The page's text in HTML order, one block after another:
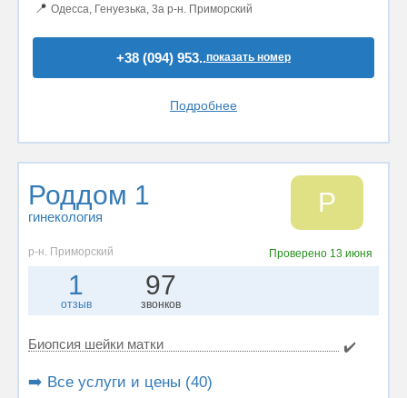
📍 Одесса, Генуезька, 3а р-н. Приморский
+38 (094) 953..показать номер
Подробнее
Роддом 1
гинекология Р
р-н. Приморский Проверено 13 июня
1
отзыв
97
звонков
Биопсия шейки матки ✔️
➡️ Все услуги и цены (40)